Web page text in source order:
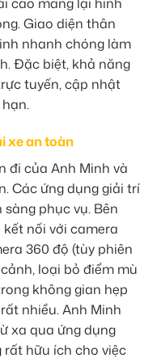
cao mang lại hình
Giao diện thân
nhanh chóng làm
Đặc biệt, khả năng
tuyến, cập nhật
xe an toàn
đi của Anh Minh và
Các ứng dụng giải trí
sàng phục vụ. Bên
nối với camera
360 độ (tùy phiên
loại bỏ điểm mù
không gian hẹp
nhiều. Anh Minh
xa qua ứng dụng
hữu ích cho việc